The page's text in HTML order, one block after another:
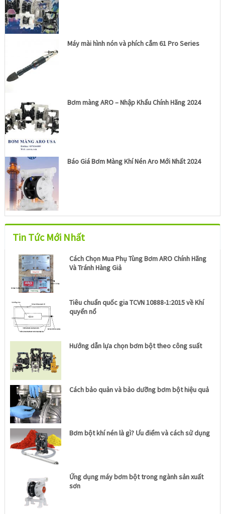
Máy mài hình nón và phích cắm 61 Pro Series
Bơm màng ARO – Nhập Khẩu Chính Hãng 2024
Báo Giá Bơm Màng Khí Nén Aro Mới Nhất 2024
Tin Tức Mới Nhất
Cách Chọn Mua Phụ Tùng Bơm ARO Chính Hãng
Và Tránh Hàng Giả
Tiêu chuẩn quốc gia TCVN 10888-1:2015 về Khí
quyển nổ
Hướng dẫn lựa chọn bơm bột theo công suất
Cách bảo quản và bảo dưỡng bơm bột hiệu quả
Bơm bột khí nén là gì? Ưu điểm và cách sử dụng
Ứng dụng máy bơm bột trong ngành sản xuất
sơn